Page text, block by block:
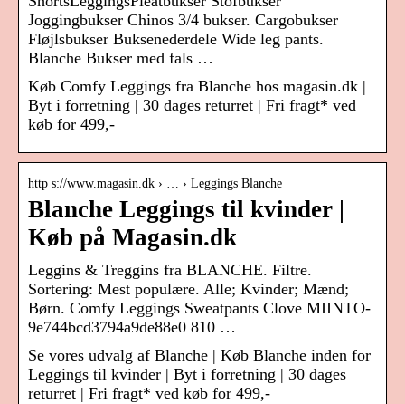
Joggingbukser Chinos 3/4 bukser. Cargobukser
Fløjlsbukser Buksenederdele Wide leg pants.
Blanche Bukser med fals …
Køb Comfy Leggings fra Blanche hos magasin.dk |
Byt i forretning | 30 dages returret | Fri fragt* ved
køb for 499,-
http s://www.magasin.dk › … › Leggings Blanche
Blanche Leggings til kvinder |
Køb på Magasin.dk
Leggins & Treggins fra BLANCHE. Filtre.
Sortering: Mest populære. Alle; Kvinder; Mænd;
Børn. Comfy Leggings Sweatpants Clove MIINTO-
9e744bcd3794a9de88e0 810 …
Se vores udvalg af Blanche | Køb Blanche inden for
Leggings til kvinder | Byt i forretning | 30 dages
returret | Fri fragt* ved køb for 499,-